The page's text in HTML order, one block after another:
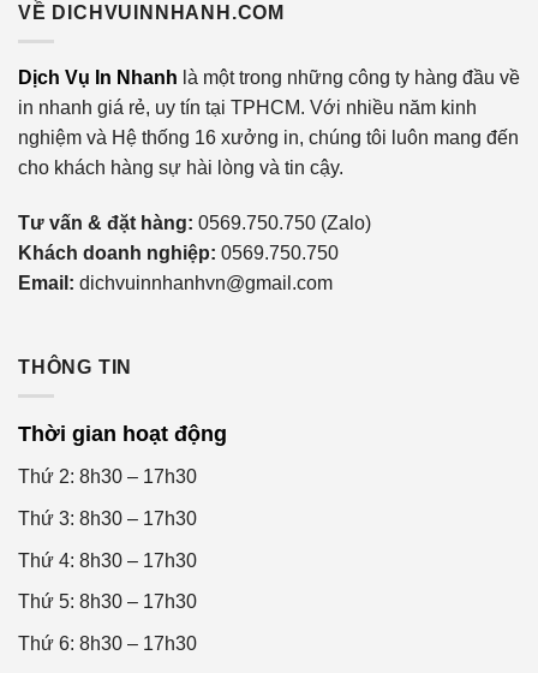
VỀ DICHVUINNHANH.COM
Dịch Vụ In Nhanh là một trong những công ty hàng đầu về
in nhanh giá rẻ, uy tín tại TPHCM. Với nhiều năm kinh
nghiệm và Hệ thống 16 xưởng in, chúng tôi luôn mang đến
cho khách hàng sự hài lòng và tin cậy.
Tư vấn & đặt hàng: 0569.750.750 (Zalo)
Khách doanh nghiệp: 0569.750.750
Email: dichvuinnhanhvn@gmail.com
THÔNG TIN
Thời gian hoạt động
Thứ 2: 8h30 – 17h30
Thứ 3: 8h30 – 17h30
Thứ 4: 8h30 – 17h30
Thứ 5: 8h30 – 17h30
Thứ 6: 8h30 – 17h30